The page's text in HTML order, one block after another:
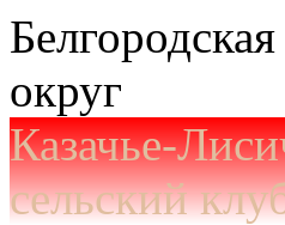
округ
Казачье-
сельский